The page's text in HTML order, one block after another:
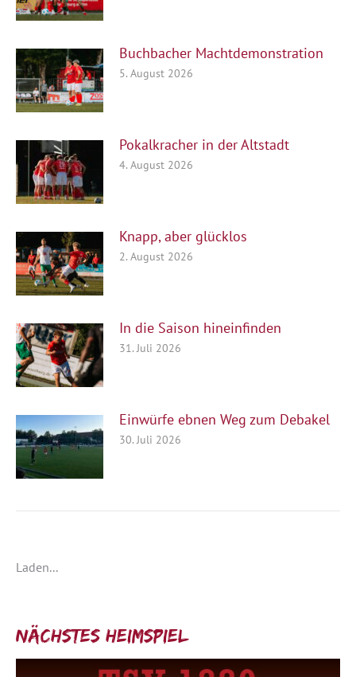
Buchbacher Machtdemonstration
5. August 2026
Pokalkracher in der Altstadt
4. August 2026
Knapp, aber glücklos
2. August 2026
In die Saison hineinfinden
31. Juli 2026
Einwürfe ebnen Weg zum Debakel
30. Juli 2026
Laden...
Nächstes Heimspiel